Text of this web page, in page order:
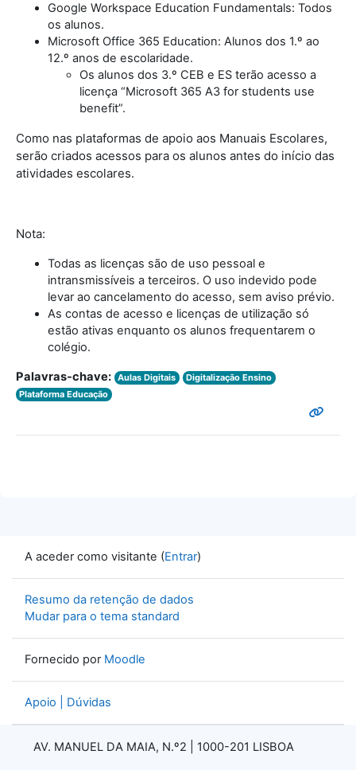
Google Workspace Education Fundamentals: Todos
os alunos.
Microsoft Office 365 Education: Alunos dos 1.º ao
12.º anos de escolaridade.
Os alunos dos 3.º CEB e ES terão acesso a
licença “Microsoft 365 A3 for students use
benefit”.
Como nas plataformas de apoio aos Manuais Escolares,
serão criados acessos para os alunos antes do início das
atividades escolares.
Nota:
Todas as licenças são de uso pessoal e
intransmissíveis a terceiros. O uso indevido pode
levar ao cancelamento do acesso, sem aviso prévio.
As contas de acesso e licenças de utilização só
estão ativas enquanto os alunos frequentarem o
colégio.
Palavras-chave: Aulas Digitais
Digitalização Ensino
Plataforma Educação
A aceder como visitante (Entrar)
Resumo da retenção de dados
Mudar para o tema standard
Fornecido por Moodle
Apoio | Dúvidas
AV. MANUEL DA MAIA, N.º2 | 1000-201 LISBOA